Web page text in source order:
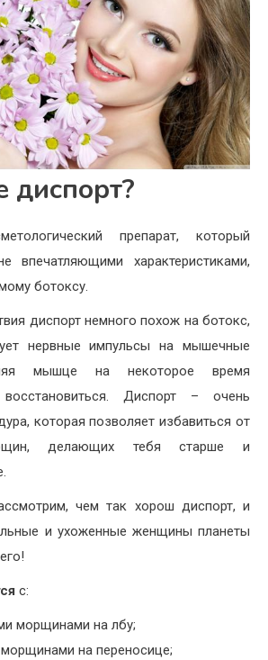
диспорт?
препарат, который
впечатляющими характеристиками,
ботоксу.
диспорт немного похож на ботокс,
нервные импульсы на мышечные
мышце на некоторое время
Диспорт – очень
которая позволяет избавиться от
делающих тебя старше и
чем так хорош диспорт, и
и ухоженные женщины планеты
с:
морщинами на лбу;
на переносице;